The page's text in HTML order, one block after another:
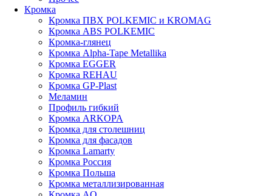
Кромка
Кромка ПВХ POLKEMIC и KROMAG
Кромка ABS POLKEMIС
Кромка-глянец
Кромка Alpha-Tape Metallika
Кромка EGGER
Кромка REHAU
Кромка GP-Plast
Меламин
Профиль гибкий
Кромка ARKOPA
Кромка для столешниц
Кромка для фасадов
Кромка Lamarty
Кромка Россия
Кромка Польша
Кромка металлизированная